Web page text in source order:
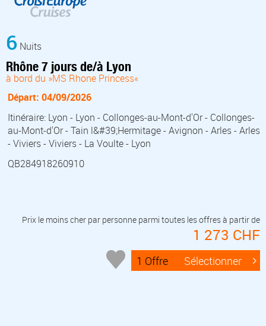
6 Nuits
Rhône 7 jours de/à Lyon
à bord du »MS Rhone Princess«
Départ: 04/09/2026
Itinéraire: Lyon - Lyon - Collonges-au-Mont-d'Or - Collonges-
au-Mont-d'Or - Tain l&#39;Hermitage - Avignon - Arles - Arles
- Viviers - Viviers - La Voulte - Lyon
QB284918260910
Prix le moins cher par personne parmi toutes les offres à partir de
1 273 CHF
1 Offre Sélectionner